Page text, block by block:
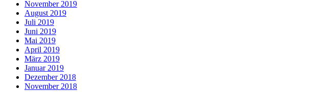
November 2019
August 2019
Juli 2019
Juni 2019
Mai 2019
April 2019
März 2019
Januar 2019
Dezember 2018
November 2018